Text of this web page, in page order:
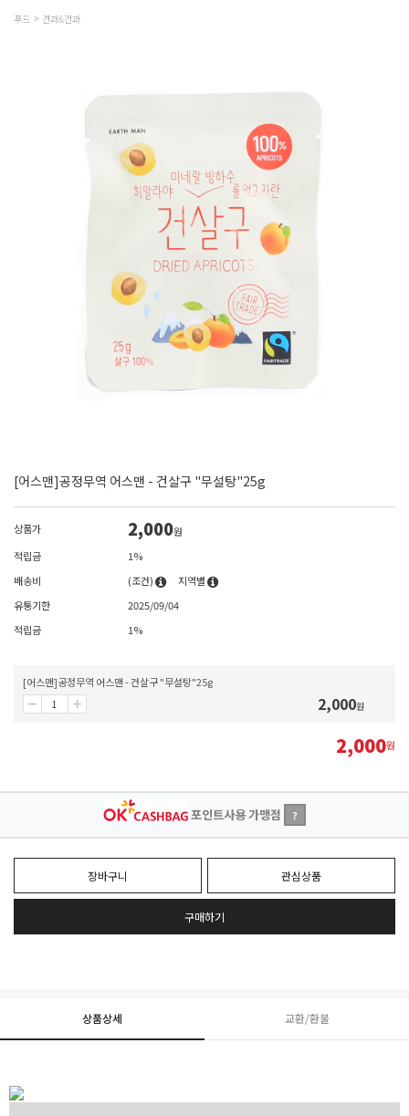
푸드 견과&건과
[어스맨]공정무역 어스맨 - 건살구 "무설탕"25g
상품가 2,000원
적립금
1%
배송비
(조건)
지역별
유통기한
2025/09/04
적립금
1%
[어스맨]공정무역 어스맨 - 건살구 "무설탕"25g
2,000원
2,000원
포인트사용 가맹점 ?
장바구니 관심상품
구매하기
상품상세 교환/환불